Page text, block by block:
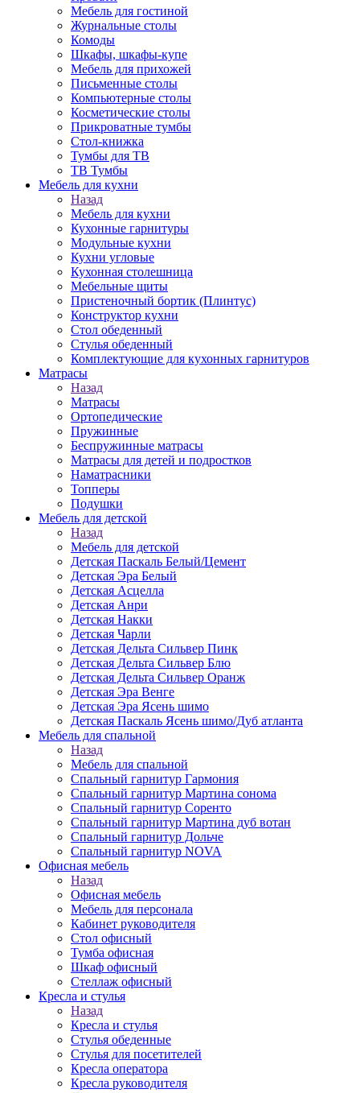
Мебель для гостиной
Журнальные столы
Комоды
Шкафы, шкафы-купе
Мебель для прихожей
Письменные столы
Компьютерные столы
Косметические столы
Прикроватные тумбы
Стол-книжка
Тумбы для ТВ
ТВ Тумбы
Мебель для кухни
Назад
Мебель для кухни
Кухонные гарнитуры
Модульные кухни
Кухни угловые
Кухонная столешница
Мебельные щиты
Пристеночный бортик (Плинтус)
Конструктор кухни
Стол обеденный
Стулья обеденный
Комплектующие для кухонных гарнитуров
Матраcы
Назад
Матраcы
Ортопедические
Пружинные
Беспружинные матрасы
Матрасы для детей и подростков
Наматрасники
Топперы
Подушки
Мебель для детской
Назад
Мебель для детской
Детская Паскаль Белый/Цемент
Детская Эра Белый
Детская Асцелла
Детская Анри
Детская Накки
Детская Чарли
Детская Дельта Сильвер Пинк
Детская Дельта Сильвер Блю
Детская Дельта Сильвер Оранж
Детская Эра Венге
Детская Эра Ясень шимо
Детская Паскаль Ясень шимо/Дуб атланта
Мебель для спальной
Назад
Мебель для спальной
Спальный гарнитур Гармония
Спальный гарнитур Мартина сонома
Спальный гарнитур Соренто
Спальный гарнитур Мартина дуб вотан
Спальный гарнитур Дольче
Спальный гарнитур NOVA
Офисная мебель
Назад
Офисная мебель
Мебель для персонала
Кабинет руководителя
Стол офисный
Тумба офисная
Шкаф офисный
Стеллаж офисный
Кресла и стулья
Назад
Кресла и стулья
Стулья обеденные
Стулья для посетителей
Кресла оператора
Кресла руководителя